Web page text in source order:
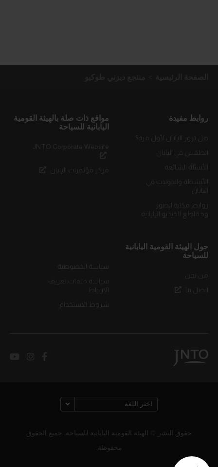
روابط مفيدة
مواقع ذات صلة بالهيئة القومية
اليابانية للسياحة
حول الهيئة القومية اليابانية
للسياحة
حقوق النشر © الهيئة القومية اليابانية للسياحة. جميع الحقوق
محفوظة.